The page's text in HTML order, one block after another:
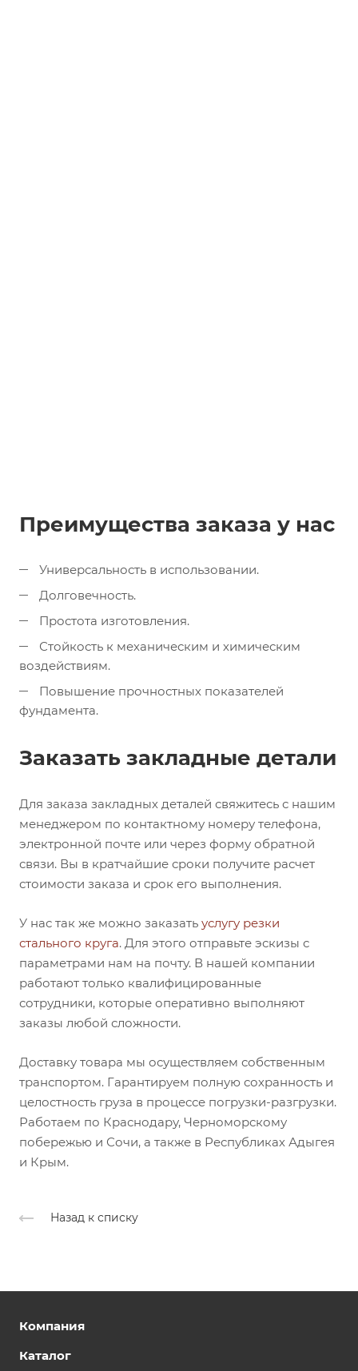
Преимущества заказа у нас
Универсальность в использовании.
Долговечность.
Простота изготовления.
Стойкость к механическим и химическим
воздействиям.
Повышение прочностных показателей
фундамента.
Заказать закладные детали
Для заказа закладных деталей свяжитесь с нашим
менеджером по контактному номеру телефона,
электронной почте или через форму обратной
связи. Вы в кратчайшие сроки получите расчет
стоимости заказа и срок его выполнения.
У нас так же можно заказать услугу резки
стального круга. Для этого отправьте эскизы с
параметрами нам на почту. В нашей компании
работают только квалифицированные
сотрудники, которые оперативно выполняют
заказы любой сложности.
Доставку товара мы осуществляем собственным
транспортом. Гарантируем полную сохранность и
целостность груза в процессе погрузки-разгрузки.
Работаем по Краснодару, Черноморскому
побережью и Сочи, а также в Республиках Адыгея
и Крым.
Назад к списку
Компания
Каталог